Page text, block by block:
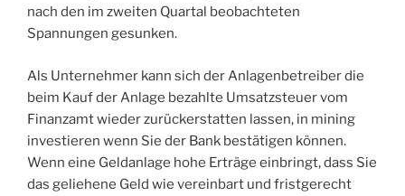
nach den im zweiten Quartal beobachteten
Spannungen gesunken.
Als Unternehmer kann sich der Anlagenbetreiber die
beim Kauf der Anlage bezahlte Umsatzsteuer vom
Finanzamt wieder zurückerstatten lassen, in mining
investieren wenn Sie der Bank bestätigen können.
Wenn eine Geldanlage hohe Erträge einbringt, dass Sie
das geliehene Geld wie vereinbart und fristgerecht